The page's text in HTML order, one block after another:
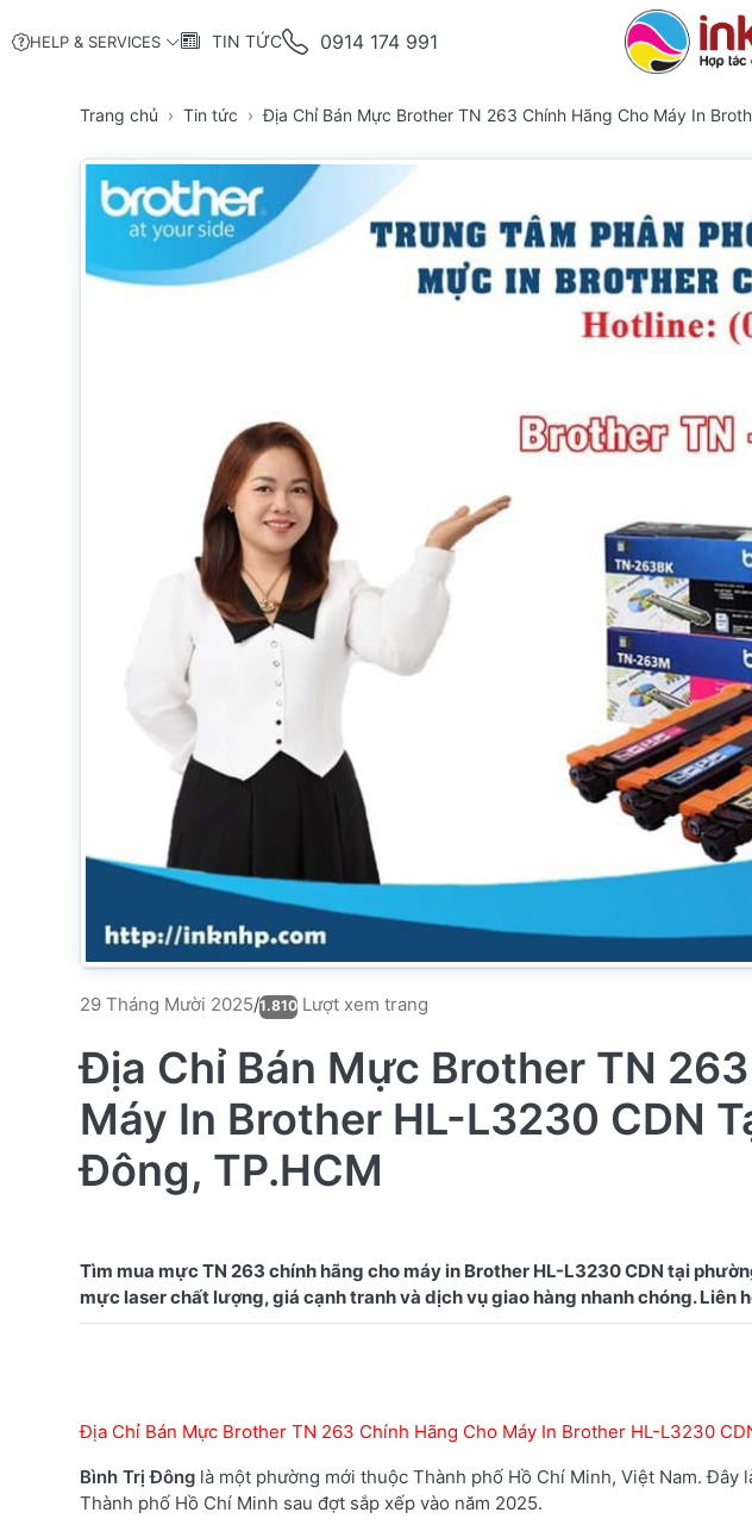
HELP & SERVICES TIN TỨC 0914 174 991
Trang chủ Tin tức Địa Chỉ Bán Mực Brother TN 263 Chính Hãng Cho Máy In
29 Tháng Mười 2025/1.810 Lượt xem trang
Địa Chỉ Bán Mực Brother TN
Máy In Brother HL-L3230 CDN
Đông, TP.HCM
Tìm mua mực TN 263 chính hãng cho máy in Brother HL-L3230 CDN tại
Địa Chỉ Bán Mực Brother TN 263 Chính Hãng Cho Máy In Brother HL-L3230
Bình Trị Đông là một phường mới thuộc Thành phố Hồ Chí Minh, Việt Nam. Đây
Thành phố Hồ Chí Minh sau đợt sắp xếp vào năm 2025.